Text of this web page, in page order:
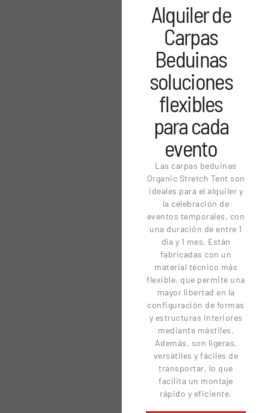
Alquiler de
Carpas
Beduinas
soluciones
flexibles
para cada
evento
Las carpas beduinas
Organic Stretch Tent son
ideales para el alquiler y
la celebración de
eventos temporales, con
una duración de entre 1
día y 1 mes. Están
fabricadas con un
material técnico más
flexible, que permite una
mayor libertad en la
configuración de formas
y estructuras interiores
mediante mástiles.
Además, son ligeras,
versátiles y fáciles de
transportar, lo que
facilita un montaje
rápido y eficiente.